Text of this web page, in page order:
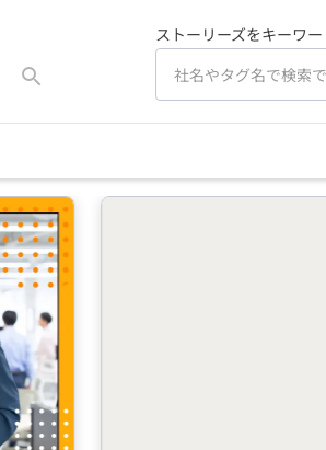
ストーリーズをキーワ